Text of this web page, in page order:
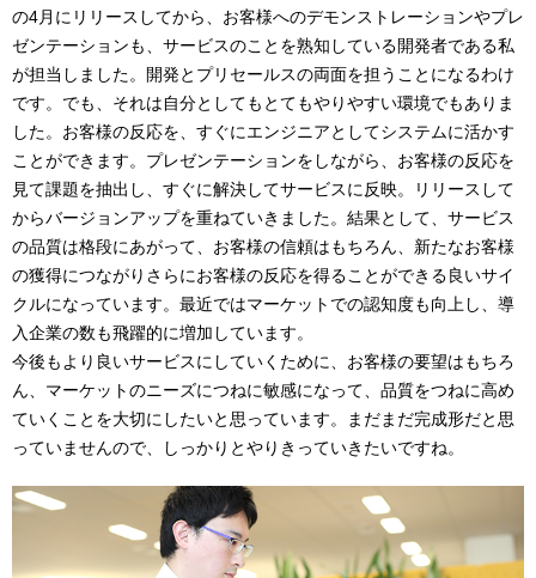
の4月にリリースしてから、お客様へのデモンストレーションやプレ
ゼンテーションも、サービスのことを熟知している開発者である私
が担当しました。開発とプリセールスの両面を担うことになるわけ
です。でも、それは自分としてもとてもやりやすい環境でもありま
した。お客様の反応を、すぐにエンジニアとしてシステムに活かす
ことができます。プレゼンテーションをしながら、お客様の反応を
見て課題を抽出し、すぐに解決してサービスに反映。リリースして
からバージョンアップを重ねていきました。結果として、サービス
の品質は格段にあがって、お客様の信頼はもちろん、新たなお客様
の獲得につながりさらにお客様の反応を得ることができる良いサイ
クルになっています。最近ではマーケットでの認知度も向上し、導
入企業の数も飛躍的に増加しています。
今後もより良いサービスにしていくために、お客様の要望はもちろ
ん、マーケットのニーズにつねに敏感になって、品質をつねに高め
ていくことを大切にしたいと思っています。まだまだ完成形だと思
っていませんので、しっかりとやりきっていきたいですね。